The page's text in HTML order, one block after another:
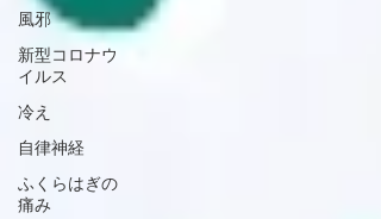
風邪
新型コロナウ
イルス
冷え
自律神経
ふくらはぎの
痛み